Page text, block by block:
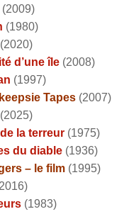
(2009)
(1980)
(2020)
d’une île (2008)
(1997)
Tapes (2007)
(2025)
la terreur (1975)
du diable (1936)
– le film (1995)
(1983)